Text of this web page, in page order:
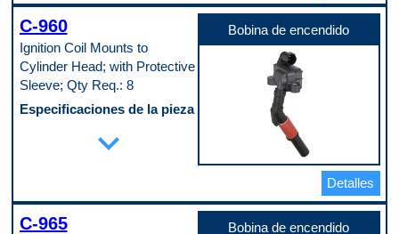
1 in
Material del núcleo
Aluminum
Material del tanque
Aluminum
Aluminum
C-960
Ignition Coil Mounts to
Cylinder Head; with Protective
Sleeve; Qty Req.: 8
Especificaciones de la pieza
Cable de bobina incluido
No
expand_more
Bobina de encendido
Detalles
C-965 Bobina de encendido